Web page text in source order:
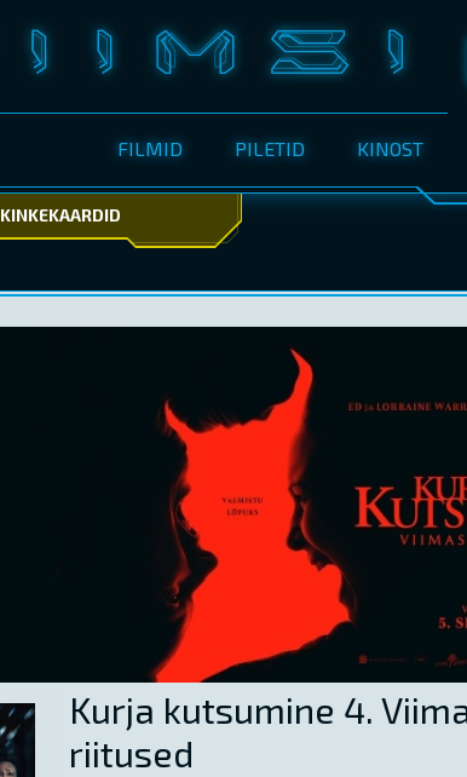
FILMID PILETID KINOST
KINKEKAARDID
Kurja kutsumine 4.
riitused